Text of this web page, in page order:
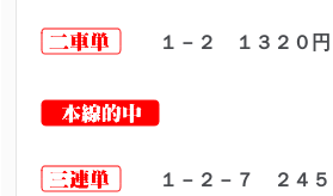
１－２ １３２０ 円
１－２－７ ２４５